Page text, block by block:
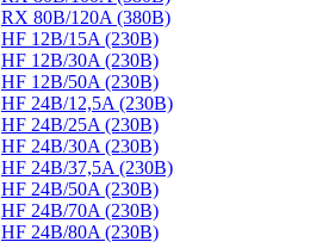
RX 80B/120A (380B)
HF 12B/15A (230B)
HF 12B/30A (230B)
HF 12B/50A (230B)
HF 24B/12,5A (230B)
HF 24B/25A (230B)
HF 24B/30A (230B)
HF 24B/37,5A (230B)
HF 24B/50A (230B)
HF 24B/70A (230B)
HF 24B/80A (230B)